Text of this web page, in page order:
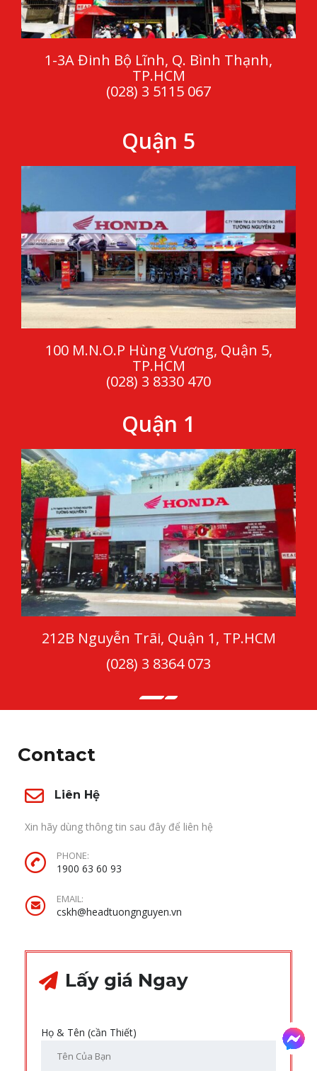
1-3A Đinh Bộ Lĩnh, Q. Bình Thạnh,
TP.HCM
(028) 3 5115 067
Quận 5
100 M.N.O.P Hùng Vương, Quận 5,
TP.HCM
(028) 3 8330 470
Quận 1
212B Nguyễn Trãi, Quận 1, TP.HCM
(028) 3 8364 073
Contact
Liên Hệ
Xin hãy dùng thông tin sau đây để liên hệ
PHONE:
1900 63 60 93
EMAIL:
cskh@headtuongnguyen.vn
Lấy giá Ngay
Họ & Tên (cần Thiết)